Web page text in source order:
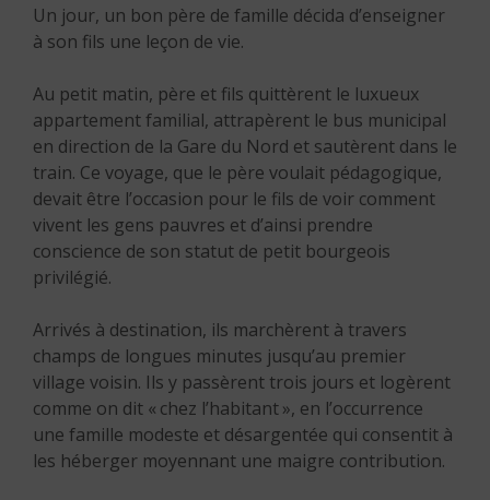
Un jour, un bon père de famille décida d’enseigner
à son fils une leçon de vie.
Au petit matin, père et fils quittèrent le luxueux
appartement familial, attrapèrent le bus municipal
en direction de la Gare du Nord et sautèrent dans le
train. Ce voyage, que le père voulait pédagogique,
devait être l’occasion pour le fils de voir comment
vivent les gens pauvres et d’ainsi prendre
conscience de son statut de petit bourgeois
privilégié.
Arrivés à destination, ils marchèrent à travers
champs de longues minutes jusqu’au premier
village voisin. Ils y passèrent trois jours et logèrent
comme on dit « chez l’habitant », en l’occurrence
une famille modeste et désargentée qui consentit à
les héberger moyennant une maigre contribution.